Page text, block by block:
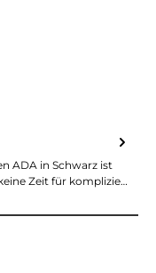
ADA in Schwarz ist
Zeit für komplizie…